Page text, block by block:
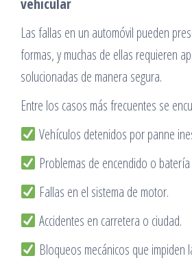
vehicular
Las fallas en un automóvil pueden
formas, y muchas de ellas requieren
solucionadas de manera segura.
Entre los casos más frecuentes se
Vehículos detenidos por panne
Problemas de encendido o
Fallas en el sistema de motor.
Accidentes en carretera o ciudad.
Bloqueos mecánicos que impiden